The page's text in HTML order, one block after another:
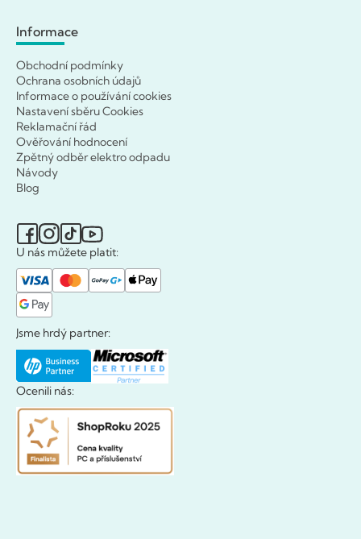
Informace
Obchodní podmínky
Ochrana osobních údajů
Informace o používání cookies
Nastavení sběru Cookies
Reklamační řád
Ověřování hodnocení
Zpětný odběr elektro odpadu
Návody
Blog
U nás můžete platit:
Jsme hrdý partner:
Ocenili nás: